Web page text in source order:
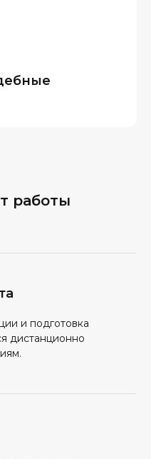
работы
и подготовка
дистанционно